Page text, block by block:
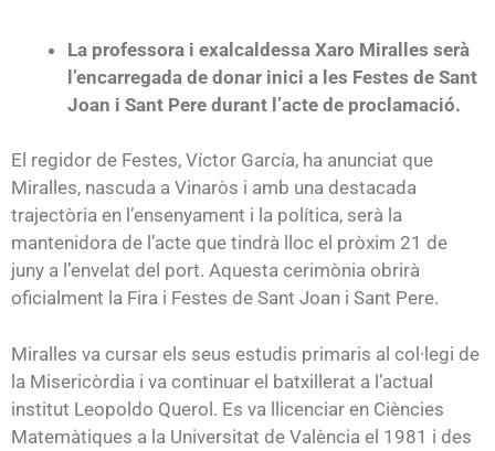
La professora i exalcaldessa Xaro Miralles serà
l’encarregada de donar inici a les Festes de Sant
Joan i Sant Pere durant l’acte de proclamació.
El regidor de Festes, Víctor García, ha anunciat que
Miralles, nascuda a Vinaròs i amb una destacada
trajectòria en l’ensenyament i la política, serà la
mantenidora de l’acte que tindrà lloc el pròxim 21 de
juny a l’envelat del port. Aquesta cerimònia obrirà
oficialment la Fira i Festes de Sant Joan i Sant Pere.
Miralles va cursar els seus estudis primaris al col·legi de
la Misericòrdia i va continuar el batxillerat a l’actual
institut Leopoldo Querol. Es va llicenciar en Ciències
Matemàtiques a la Universitat de València el 1981 i des